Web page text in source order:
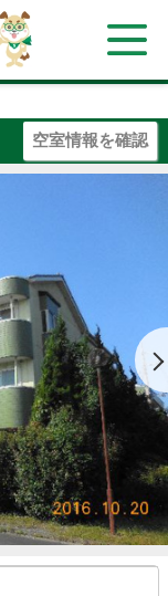
空室情報を確認